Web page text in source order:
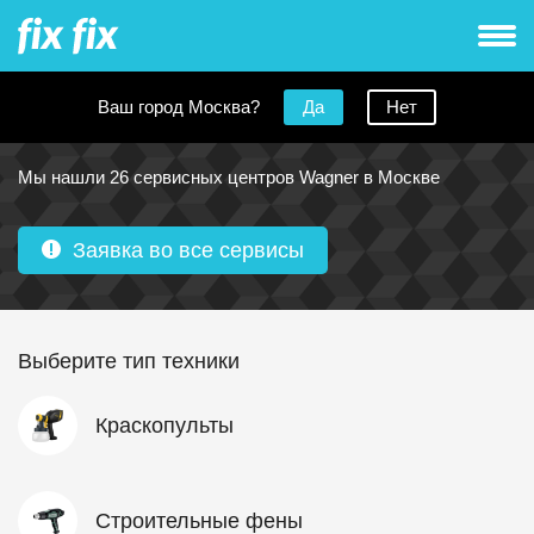
Ваш город Москва? Да Нет
Сервисные центры Wagner в Москве
Мы нашли 26 сервисных центров Wagner в Москве
Заявка во все сервисы
Выберите тип техники
Краскопульты
Строительные фены